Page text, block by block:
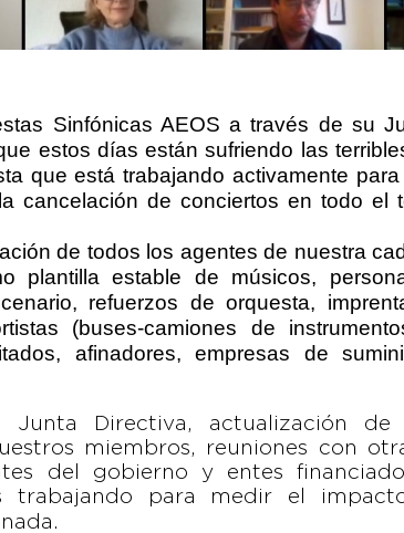
Sinfónicas AEOS a través de su
estos días están sufriendo las
que está trabajando activamente
cancelación de conciertos en todo el
de todos los agentes de nuestra
plantilla estable de músicos,
refuerzos de orquesta,
(buses-camiones de
afinadores, empresas de
Directiva, actualización de
miembros, reuniones con
del gobierno y entes
trabajando para medir el